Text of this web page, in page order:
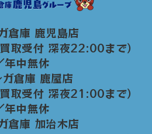
倉庫 鹿児島店
受付 深夜22:00まで）
年中無休
倉庫 鹿屋店
受付 深夜21:00まで）
年中無休
倉庫 加治木店